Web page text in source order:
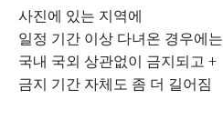
사진에 있는 지역에
일정 기간 이상 다녀온 경우에는
국내 국외 상관없이 금지되고 +
금지 기간 자체도 좀 더 길어짐